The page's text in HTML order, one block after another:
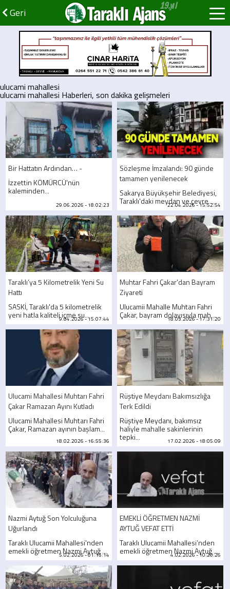
Geri Taraklı Ajans
ulucami mahallesi
ulucami mahallesi Haberleri, son dakika gelişmeleri
Bir Hattatın Ardından… -
İzzettin KÖMÜRCÜ'nün
kaleminden...
29.06.2026 - 18:02:23
Sözleşme İmzalandı: 90 günde
tamamen yenilenecek
Sakarya Büyükşehir Belediyesi,
Taraklı'daki meydan ve çevre ...
22.04.2026 - 15:52:54
Taraklı’ya 5 Kilometrelik Yeni Su
Hattı
SASKİ, Taraklı'da 5 kilometrelik
yeni hatla kaliteli içme su...
9.04.2026 - 15:07:44
Muhtar Fahri Çakar'dan Bayram
Ziyareti
Ulucamii Mahalle Muhtarı Fahri
Çakar, bayram dolayısıyla mah...
18.03.2026 - 17:31:20
Ulucami Mahallesi Muhtarı Fahri
Çakar Ramazan Ayını Kutladı
Ulucami Mahallesi Muhtarı Fahri
Çakar, Ramazan ayının başlam...
18.02.2026 - 16:55:36
Rüştiye Meydanı Bakımsızlığa
Terk Edildi
Rüştiye Meydanı, bakımsız
haliyle mahalle sakinlerinin
tepki... 17.02.2026 - 18:05:09
Nazmi Aytuğ Son Yolculuğuna
Uğurlandı
Taraklı Ulucamii Mahallesi'nden
emekli öğretmen Nazmi Aytuğ ...
5.02.2026 - 01:15:14
EMEKLİ ÖĞRETMEN NAZMİ
AYTUĞ VEFAT ETTİ
Taraklı Ulucamii Mahallesi’nden
emekli öğretmen Nazmi Aytuğ ...
4.02.2026 - 10:20:26